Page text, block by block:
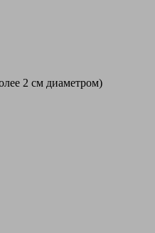
2 см диаметром)